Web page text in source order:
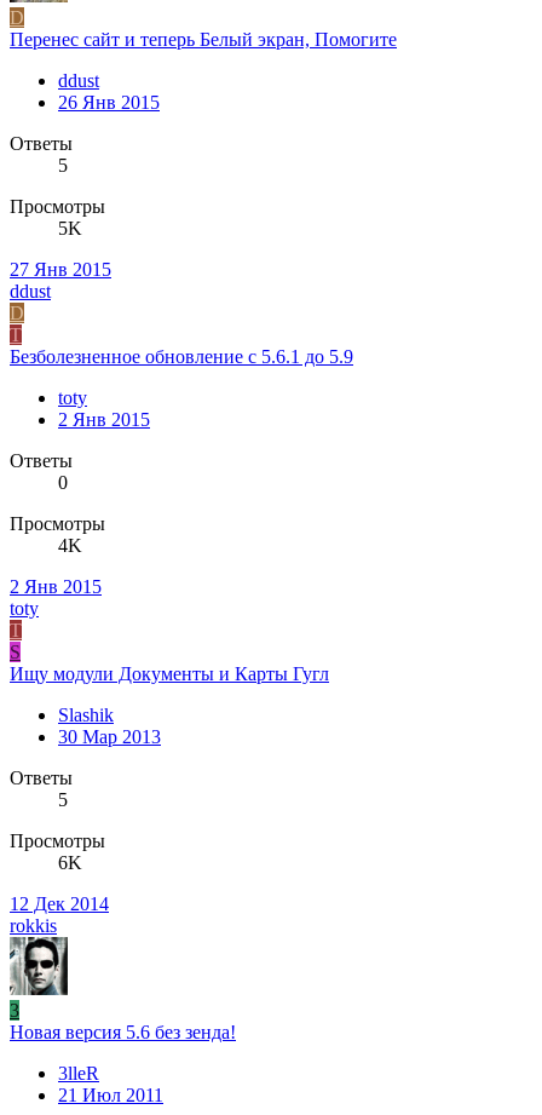
D
Перенес сайт и теперь Белый экран, Помогите
ddust
26 Янв 2015
Ответы
5
Просмотры
5K
27 Янв 2015
ddust
D
T
Безболезненное обновление с 5.6.1 до 5.9
toty
2 Янв 2015
Ответы
0
Просмотры
4K
2 Янв 2015
toty
T
S
Ищу модули Документы и Карты Гугл
Slashik
30 Мар 2013
Ответы
5
Просмотры
6K
12 Дек 2014
rokkis
3
Новая версия 5.6 без зенда!
3lleR
21 Июл 2011